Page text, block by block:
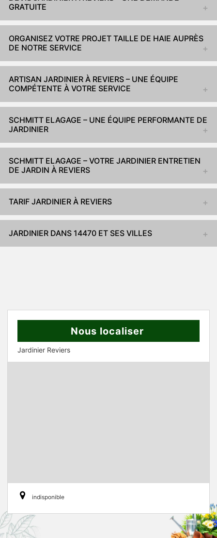
GRATUITE
ORGANISEZ VOTRE PROJET TAILLE DE HAIE AUPRÈS
DE NOTRE SERVICE
ARTISAN JARDINIER À REVIERS – UNE ÉQUIPE
COMPÉTENTE À VOTRE SERVICE
SCHMITT ELAGAGE – UNE ÉQUIPE PERFORMANTE DE
JARDINIER
SCHMITT ELAGAGE – VOTRE JARDINIER ENTRETIEN
DE JARDIN À REVIERS
TARIF JARDINIER À REVIERS
JARDINIER DANS 14470 ET SES VILLES
Nous localiser
Jardinier Reviers
indisponible